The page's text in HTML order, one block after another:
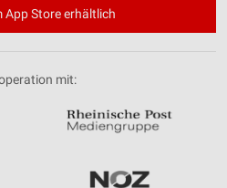
App Store erhältlich
mit: